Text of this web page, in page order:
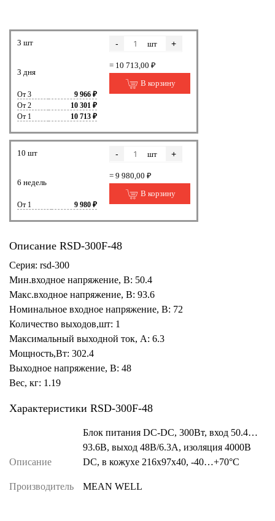
3 шт
3 дня
От 3
9 966 ₽
От 2
10 301 ₽
От 1
10 713 ₽
- шт +
= 10 713,00 ₽
В корзину
10 шт
6 недель
От 1 9 980 ₽
- шт +
= 9 980,00 ₽
В корзину
Описание RSD-300F-48
Серия: rsd-300
Мин.входное напряжение, В: 50.4
Макс.входное напряжение, В: 93.6
Номинальное входное напряжение, В: 72
Количество выходов,шт: 1
Максимальный выходной ток, А: 6.3
Мощность,Вт: 302.4
Выходное напряжение, В: 48
Вес, кг: 1.19
Характеристики RSD-300F-48
Описание
Блок питания DC-DC, 300Вт, вход 50.4…
93.6В, выход 48В/6.3А, изоляция 4000В
DC, в кожухе 216х97х40, -40…+70°С
Производитель MEAN WELL